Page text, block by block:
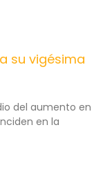
su vigésima
del aumento en
en la